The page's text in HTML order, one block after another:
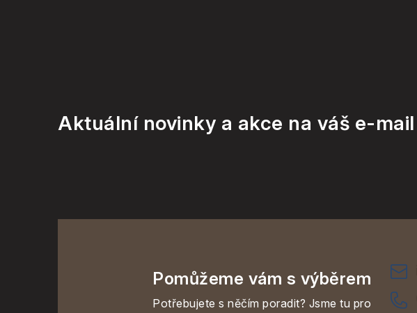
Aktuální novinky a akce na váš e-mail
Pomůžeme vám s výběrem
Potřebujete s něčím poradit? Jsme tu pro